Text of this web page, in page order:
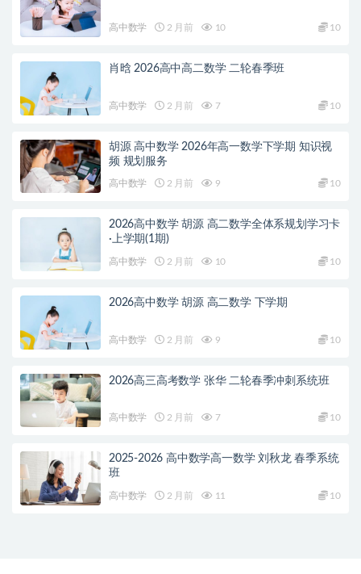
高中数学 2 月前 10 10
肖晗 2026高中高二数学 二轮春季班
高中数学 2 月前 7 10
胡源 高中数学 2026年高一数学下学期 知识视
频 规划服务
高中数学 2 月前 9 10
2026高中数学 胡源 高二数学全体系规划学习卡
·上学期(1期)
高中数学 2 月前 10 10
2026高中数学 胡源 高二数学 下学期
高中数学 2 月前 9 10
2026高三高考数学 张华 二轮春季冲刺系统班
高中数学 2 月前 7 10
2025-2026 高中数学高一数学 刘秋龙 春季系统
班
高中数学 2 月前 11 10